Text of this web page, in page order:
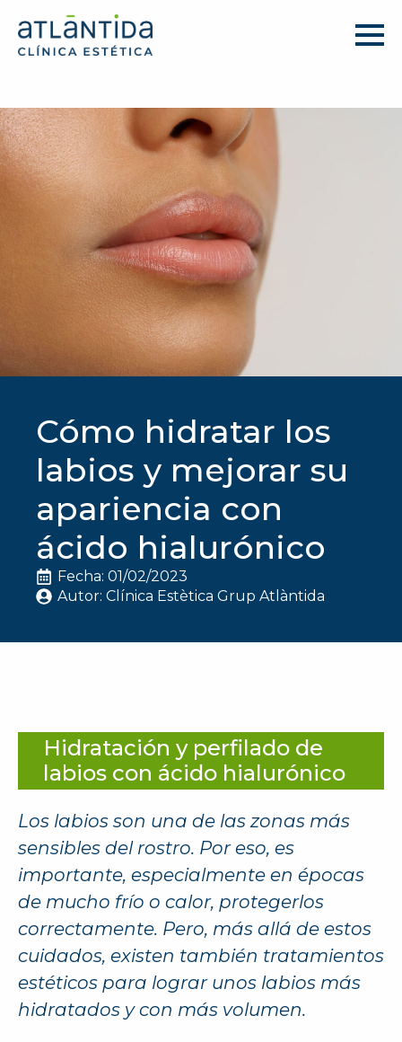
Cómo hidratar los
labios y mejorar su
apariencia con
ácido hialurónico
Fecha: 01/02/2023
Autor: Clínica Estètica Grup Atlàntida
Hidratación y perfilado de
labios con ácido hialurónico
Los labios son una de las zonas más
sensibles del rostro. Por eso, es
importante, especialmente en épocas
de mucho frío o calor, protegerlos
correctamente. Pero, más allá de estos
cuidados, existen también tratamientos
estéticos para lograr unos labios más
hidratados y con más volumen.